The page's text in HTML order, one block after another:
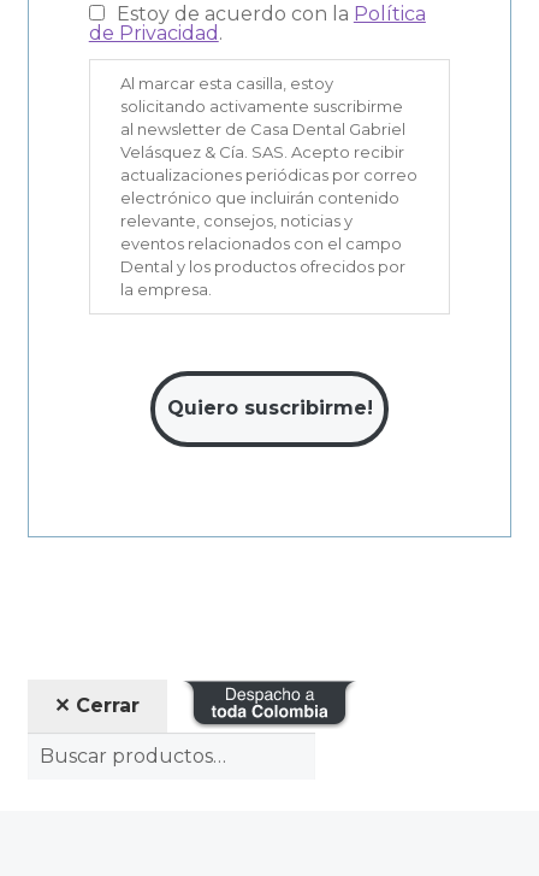
Estoy de acuerdo con la Política
de Privacidad .
Al marcar esta casilla, estoy
solicitando activamente suscribirme
al newsletter de Casa Dental Gabriel
Velásquez & Cía. SAS. Acepto recibir
actualizaciones periódicas por correo
electrónico que incluirán contenido
relevante, consejos, noticias y
eventos relacionados con el campo
Dental y los productos ofrecidos por
la empresa.
✕ Cerrar